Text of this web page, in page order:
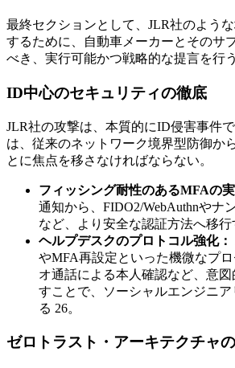
最終セクションとして、JLR社のよう
するために、自動車メーカーとそのサ
べき、実行可能かつ戦略的な提言を行う
ID中心のセキュリティの徹底
JLR社の攻撃は、本質的にID侵害事件
は、従来のネットワーク境界型防御か
とに焦点を移さなければならない。
フィッシング耐性のあるMFAの実
通知から、FIDO2/WebAuthnやナ
など、より安全な認証方法へ移行
ヘルプデスクのプロトコル強化：
やMFA再設定といった機微なプ
オ通話による本人確認など、意
すことで、ソーシャルエンジニ
る 26。
ゼロトラスト・アーキテクチャ